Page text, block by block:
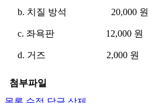
b. 치질 방석 20,000 원
c. 좌욕판 12,000 원
d. 거즈 2,000 원
첨부파일